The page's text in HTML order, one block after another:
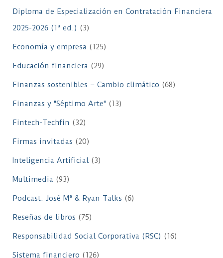
Diploma de Especialización en Contratación Financiera
2025-2026 (1ª ed.) (3)
Economía y empresa (125)
Educación financiera (29)
Finanzas sostenibles – Cambio climático (68)
Finanzas y "Séptimo Arte" (13)
Fintech-Techfin (32)
Firmas invitadas (20)
Inteligencia Artificial(3)
Multimedia (93)
Podcast: José Mª & Ryan Talks (6)
Reseñas de libros (75)
Responsabilidad Social Corporativa (RSC) (16)
Sistema financiero (126)